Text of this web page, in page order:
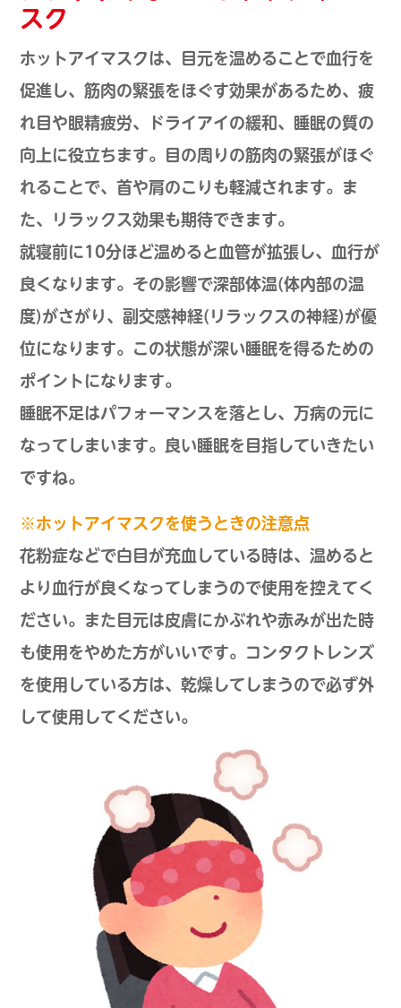
スク
ホットアイマスクは、目元を温めることで血行を
促進し、筋肉の緊張をほぐす効果があるため、疲
れ目や眼精疲労、ドライアイの緩和、睡眠の質の
向上に役立ちます。目の周りの筋肉の緊張がほぐ
れることで、首や肩のこりも軽減されます。ま
た、リラックス効果も期待できます。
就寝前に10分ほど温めると血管が拡張し、血行が
良くなります。その影響で深部体温(体内部の温
度)がさがり、副交感神経(リラックスの神経)が優
位になります。この状態が深い睡眠を得るための
ポイントになります。
睡眠不足はパフォーマンスを落とし、万病の元に
なってしまいます。良い睡眠を目指していきたい
ですね。
※ホットアイマスクを使うときの注意点
花粉症などで白目が充血している時は、温めると
より血行が良くなってしまうので使用を控えてく
ださい。また目元は皮膚にかぶれや赤みが出た時
も使用をやめた方がいいです。コンタクトレンズ
を使用している方は、乾燥してしまうので必ず外
して使用してください。